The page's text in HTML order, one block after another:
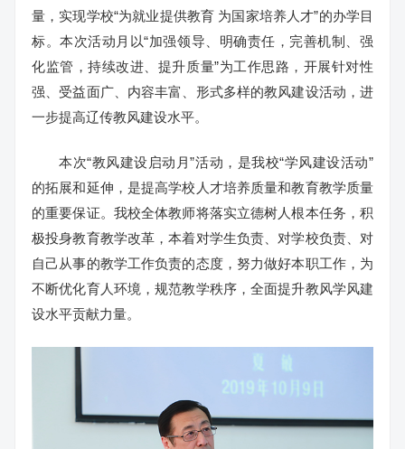
量，实现学校“为就业提供教育 为国家培养人才”的办学目
标。本次活动月以“加强领导、明确责任，完善机制、强
化监管，持续改进、提升质量”为工作思路，开展针对性
强、受益面广、内容丰富、形式多样的教风建设活动，进
一步提高辽传教风建设水平。
本次“教风建设启动月”活动，是我校“学风建设活动”
的拓展和延伸，是提高学校人才培养质量和教育教学质量
的重要保证。我校全体教师将落实立德树人根本任务，积
极投身教育教学改革，本着对学生负责、对学校负责、对
自己从事的教学工作负责的态度，努力做好本职工作，为
不断优化育人环境，规范教学秩序，全面提升教风学风建
设水平贡献力量。